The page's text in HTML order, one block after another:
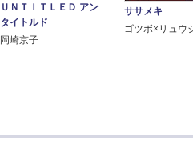
ＵＮＴＩＴＬＥＤ アン
タイトルド
岡崎京子
ササメキ
ゴツボ×リュウ